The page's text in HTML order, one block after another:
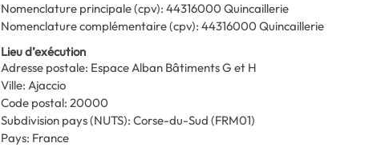
Nomenclature principale(cpv): 44316000 Quincaillerie
Nomenclature complémentaire(cpv): 44316000 Quincaillerie
Lieu d’exécution
Adresse postale: Espace Alban Bâtiments G et H
Ville: Ajaccio
Code postal: 20000
Subdivision pays (NUTS): Corse-du-Sud (FRM01)
Pays: France